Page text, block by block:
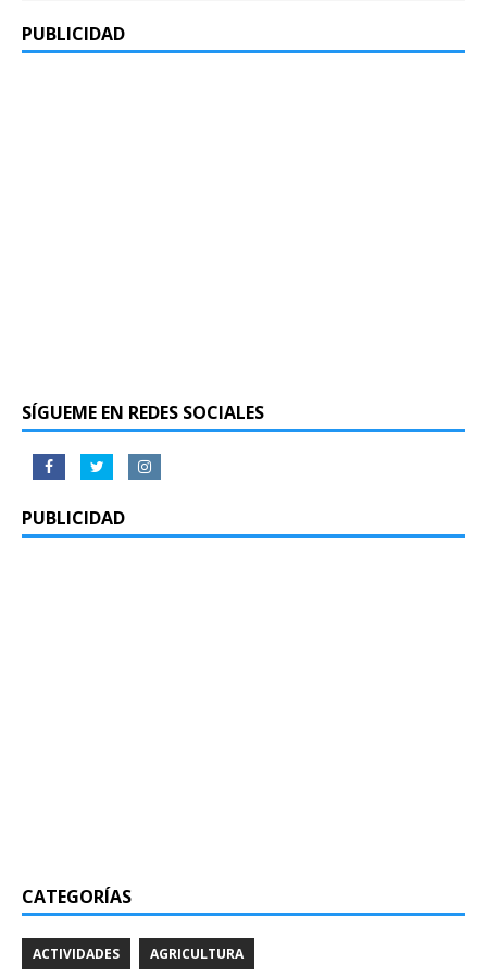
PUBLICIDAD
SÍGUEME EN REDES SOCIALES
PUBLICIDAD
CATEGORÍAS
ACTIVIDADES AGRICULTURA